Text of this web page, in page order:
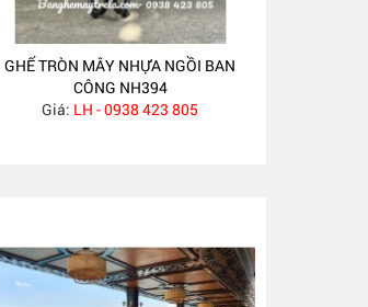
GHẾ TRÒN MÂY NHỰA NGỒI BAN
CÔNG NH394
Giá: LH - 0938 423 805